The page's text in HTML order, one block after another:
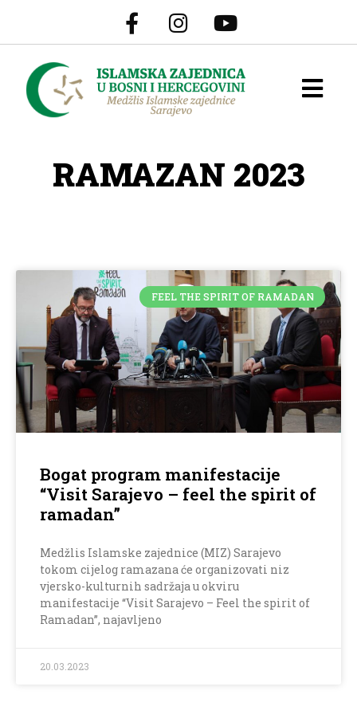
RAMAZAN 2023
FEEL THE SPIRIT OF RAMADAN
Bogat program manifestacije
“Visit Sarajevo – feel the spirit of
ramadan”
Medžlis Islamske zajednice (MIZ) Sarajevo
tokom cijelog ramazana će organizovati niz
vjersko-kulturnih sadržaja u okviru
manifestacije “Visit Sarajevo – Feel the spirit of
Ramadan”, najavljeno
20.03.2023